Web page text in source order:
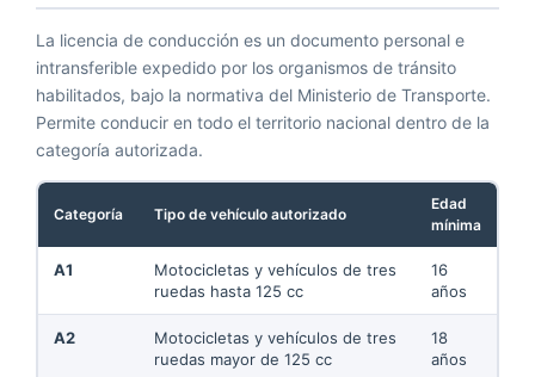
La licencia de conducción es un documento personal e
intransferible expedido por los organismos de tránsito
habilitados, bajo la normativa del Ministerio de Transporte.
Permite conducir en todo el territorio nacional dentro de la
categoría autorizada.
Categoría Tipo de vehículo autorizado
Edad
mínima
A1
Motocicletas y vehículos de tres
ruedas hasta 125 cc
16
años
A2
Motocicletas y vehículos de tres
ruedas mayor de 125 cc
18
años